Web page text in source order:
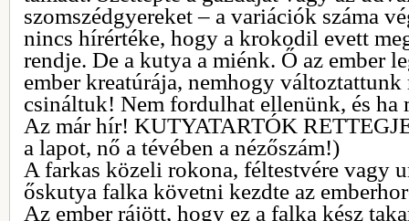
szomszédgyereket – a variációk száma
nincs hírértéke, hogy a krokodil evett
rendje. De a kutya a miénk. Ő az ember
ember kreatúrája, nemhogy
csináltuk! Nem fordulhat ellenünk, és ha
Az már hír! KUTYATARTÓK
a lapot, nő a tévében a nézőszám!)
A farkas közeli rokona, féltestvére vagy
őskutya falka követni kezdte az
Az ember rájött, hogy ez a falka kész